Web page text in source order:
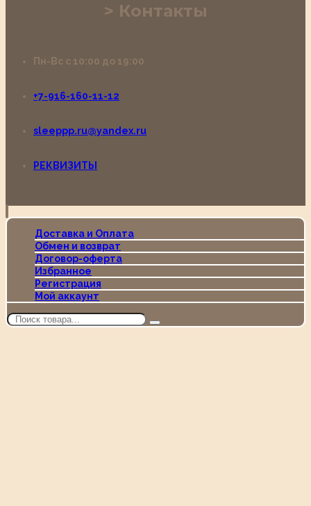
Контакты
Пн-Вс с 10:00 до 19:00
+7-916-160-11-12
sleeppp.ru@yandex.ru
РЕКВИЗИТЫ
Доставка и Оплата
Обмен и возврат
Договор-оферта
Избранное
Регистрация
Мой аккаунт